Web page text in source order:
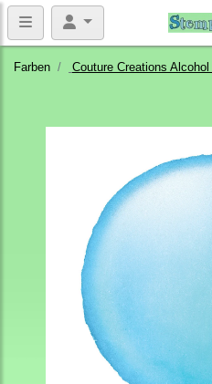
Farben Couture Creations